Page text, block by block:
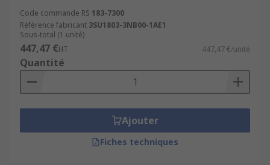
Code commande RS 183-7300
Référence fabricant 3SU1803-3NB00-1AE1
Sous-total (1 unité)
447,47 €HT 447,47 €/unité
Quantité
Ajouter
Fiches techniques